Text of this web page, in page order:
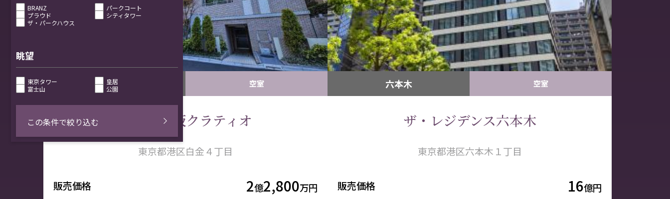
BRANZ
パークコート
プラウド
シティタワー
ザ・パークハウス
眺望
東京タワー
皇居
富士山
公園
この条件で絞り込む
白金・高輪 空室
白金三光坂クラティオ
東京都港区白金４丁目
販売価格 2億2,800万円
六本木 空室
ザ・レジデンス六本木
東京都港区六本木１丁目
販売価格 16億円